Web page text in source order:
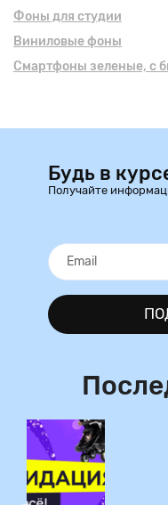
Фоны для студии
Виниловые фоны
Смартфоны зеленые, с
Будь в
Получайте